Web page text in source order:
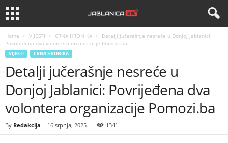
Home VIJESTI CRNA HRONIKA
Detalji jučerašnje nesreće u Donjoj Jablanici:
Povrijeđena dva volontera organizacije Pomozi.ba
VIJESTI CRNA HRONIKA
Detalji jučerašnje nesreće u
Donjoj Jablanici: Povrijeđena dva
volontera organizacije Pomozi.ba
By Redakcija - 16 srpnja, 2025 1341